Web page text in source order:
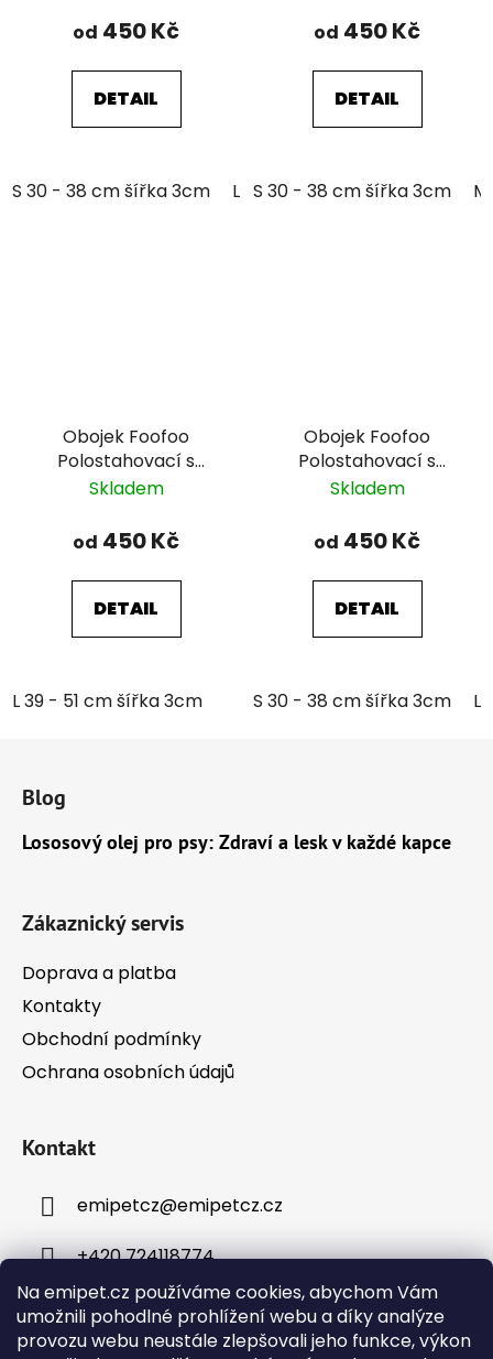
Na emipet.cz používáme cookies, abychom Vám
umožnili pohodlné prohlížení webu a díky analýze
provozu webu neustále zlepšovali jeho funkce, výkon
od 450 Kč
DETAIL
S 30 - 38 cm šířka 3cm L 39 - 51 cm šířka 3cm
od 450 Kč
DETAIL
S 30 - 38 cm šířka 3cm
Obojek Foofoo
Polostahovací s
řetízkem - Green II.
Skladem
od 450 Kč
DETAIL
L 39 - 51 cm šířka 3cm
Obojek Foofoo
Polostahovací s
řetízkem - Pink II.
Skladem
od 450 Kč
DETAIL
S 30 - 38 cm šířka 3cm L
Blog
Lososový olej pro psy: Zdraví a lesk v každé kapce
Zákaznický servis
Doprava a platba
Kontakty
Obchodní podmínky
Ochrana osobních údajů
Kontakt
emipetcz@emipetcz.cz
+420 724118774